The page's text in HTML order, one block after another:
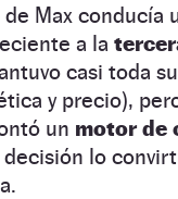
Max conducía
a la
casi toda
y precio),
un motor de
lo